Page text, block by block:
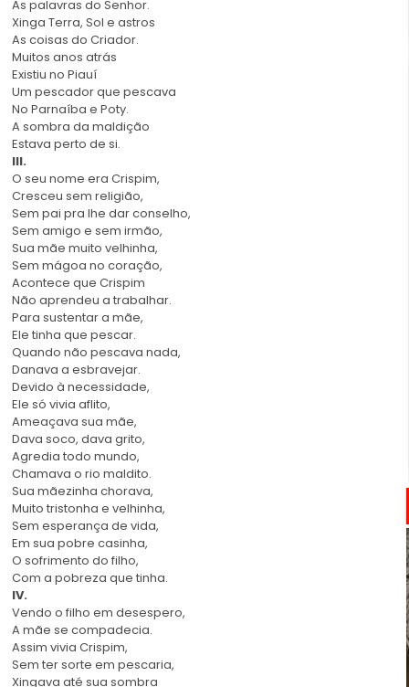
As palavras do Senhor.
Xinga Terra, Sol e astros
As coisas do Criador.
Muitos anos atrás
Existiu no Piauí
Um pescador que pescava
No Parnaíba e Poty.
A sombra da maldição
Estava perto de si.
III.
O seu nome era Crispim,
Cresceu sem religião,
Sem pai pra lhe dar conselho,
Sem amigo e sem irmão,
Sua mãe muito velhinha,
Sem mágoa no coração,
Acontece que Crispim
Não aprendeu a trabalhar.
Para sustentar a mãe,
Ele tinha que pescar.
Quando não pescava nada,
Danava a esbravejar.
Devido à necessidade,
Ele só vivia aflito,
Ameaçava sua mãe,
Dava soco, dava grito,
Agredia todo mundo,
Chamava o rio maldito.
Sua mãezinha chorava,
Muito tristonha e velhinha,
Sem esperança de vida,
Em sua pobre casinha,
O sofrimento do filho,
Com a pobreza que tinha.
IV.
Vendo o filho em desespero,
A mãe se compadecia.
Assim vivia Crispim,
Sem ter sorte em pescaria,
Xingava até sua sombra